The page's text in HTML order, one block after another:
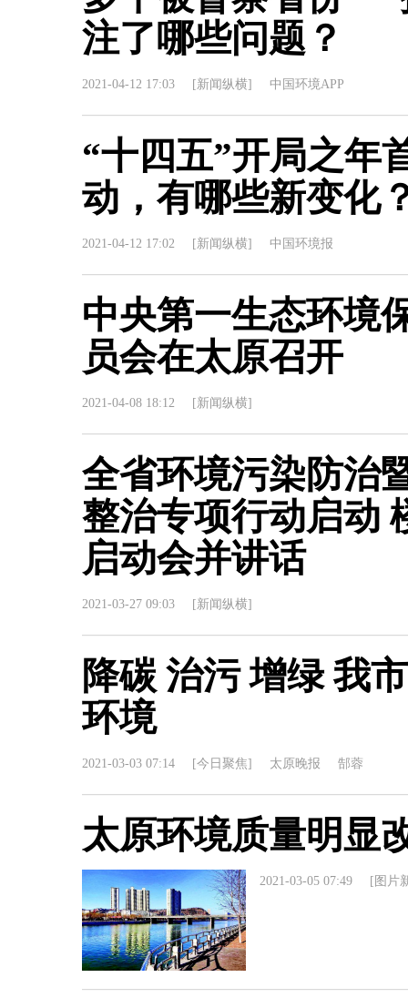
注了哪些问题？
2021-04-12 17:03 [新闻纵横] 中国环境APP
“十四五”开局之年
动，有哪些新变化
2021-04-12 17:02 [新闻纵横] 中国环境报
中央第一生态环境
员会在太原召开
2021-04-08 18:12 [新闻纵横]
全省环境污染防治
整治专项行动启动
启动会并讲话
2021-03-27 09:03 [新闻纵横]
降碳 治污 增绿 我
环境
2021-03-03 07:14 [今日聚焦] 太原晚报 郜蓉
太原环境质量明显
2021-03-05 07:49 [图片